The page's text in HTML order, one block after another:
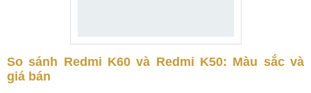
So sánh Redmi K60 và Redmi K50: Màu sắc và
giá bán